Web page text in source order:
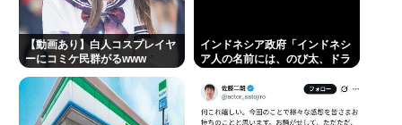
【動画あり】白人コスプレイヤ
ーにコミケ民群がるwww
インドネシア政府「インドネシ
ア人の名前には、のび太、ドラ
ちゃんなどあります」